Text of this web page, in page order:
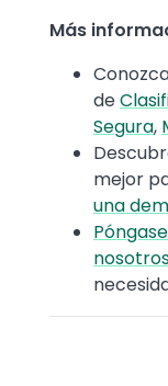
Más
de
Segura,
mejor
una